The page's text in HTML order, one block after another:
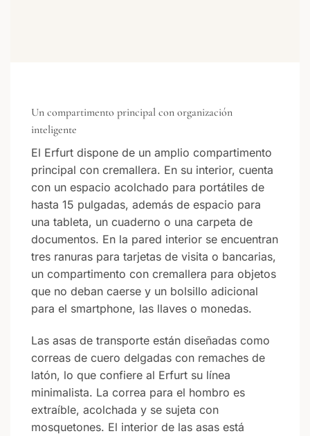
Un compartimento principal con organización
inteligente
El Erfurt dispone de un amplio compartimento
principal con cremallera. En su interior, cuenta
con un espacio acolchado para portátiles de
hasta 15 pulgadas, además de espacio para
una tableta, un cuaderno o una carpeta de
documentos. En la pared interior se encuentran
tres ranuras para tarjetas de visita o bancarias,
un compartimento con cremallera para objetos
que no deban caerse y un bolsillo adicional
para el smartphone, las llaves o monedas.
Las asas de transporte están diseñadas como
correas de cuero delgadas con remaches de
latón, lo que confiere al Erfurt su línea
minimalista. La correa para el hombro es
extraíble, acolchada y se sujeta con
mosquetones. El interior de las asas está